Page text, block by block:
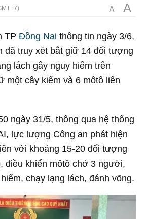
A A
TPĐồng Nai thông tin ngày 3/6,
đã truy xét bắt giữ 14 đối tượng
lách gây nguy hiểm trên
một cây kiếm và 6 môtô liên
ngày 31/5, thông qua hệ thống
lực lượng Công an phát hiện
với khoảng 15-20 đối tượng
điều khiển môtô chở 3 người,
chạy lạng lách, đánh võng.